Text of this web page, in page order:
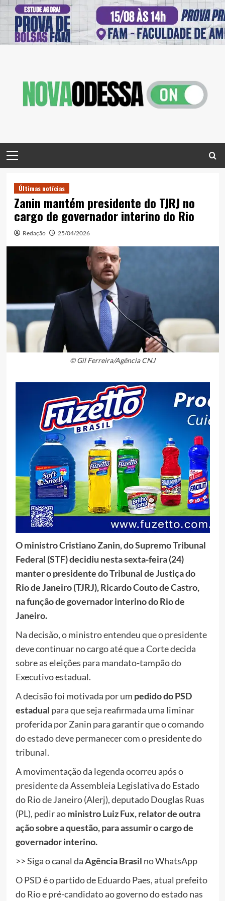
Menu
Últimas notícias
Zanin mantém presidente do TJRJ no
cargo de governador interino do Rio
Redação 25/04/2026
© Gil Ferreira/Agência CNJ
O ministro Cristiano Zanin, do Supremo Tribunal
Federal (STF) decidiu nesta sexta-feira (24)
manter o presidente do Tribunal de Justiça do
Rio de Janeiro (TJRJ), Ricardo Couto de Castro,
na função de governador interino do Rio de
Janeiro.
Na decisão, o ministro entendeu que o presidente
deve continuar no cargo até que a Corte decida
sobre as eleições para mandato-tampão do
Executivo estadual.
A decisão foi motivada por um pedido do PSD
estadual para que seja reafirmada uma liminar
proferida por Zanin para garantir que o comando
do estado deve permanecer com o presidente do
tribunal.
A movimentação da legenda ocorreu após o
presidente da Assembleia Legislativa do Estado
do Rio de Janeiro (Alerj), deputado Douglas Ruas
(PL), pedir aoministro Luiz Fux, relator de outra
ação sobre a questão, para assumir o cargo de
governador interino.
>> Siga o canal daAgência Brasil no WhatsApp
O PSD é o partido de Eduardo Paes, atual prefeito
do Rio e pré-candidato ao governo do estado nas